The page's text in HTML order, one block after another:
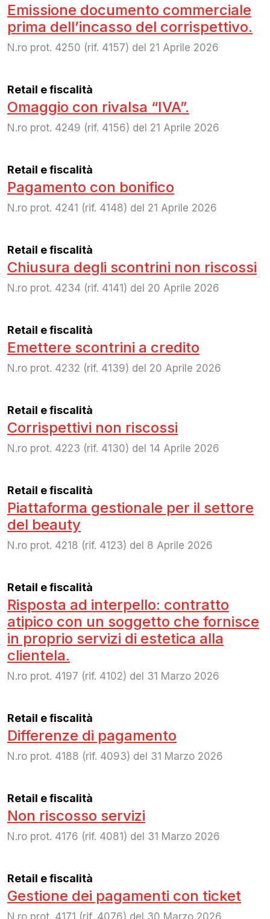
Emissione documento commerciale
prima dell’incasso del corrispettivo.
N.ro prot. 4250 (rif. 4157) del 21 Aprile 2026
Retail e fiscalità
Omaggio con rivalsa “IVA”.
N.ro prot. 4249 (rif. 4156) del 21 Aprile 2026
Retail e fiscalità
Pagamento con bonifico
N.ro prot. 4241 (rif. 4148) del 21 Aprile 2026
Retail e fiscalità
Chiusura degli scontrini non riscossi
N.ro prot. 4234 (rif. 4141) del 20 Aprile 2026
Retail e fiscalità
Emettere scontrini a credito
N.ro prot. 4232 (rif. 4139) del 20 Aprile 2026
Retail e fiscalità
Corrispettivi non riscossi
N.ro prot. 4223 (rif. 4130) del 14 Aprile 2026
Retail e fiscalità
Piattaforma gestionale per il settore
del beauty
N.ro prot. 4218 (rif. 4123) del 8 Aprile 2026
Retail e fiscalità
Risposta ad interpello: contratto
atipico con un soggetto che fornisce
in proprio servizi di estetica alla
clientela.
N.ro prot. 4197 (rif. 4102) del 31 Marzo 2026
Retail e fiscalità
Differenze di pagamento
N.ro prot. 4188 (rif. 4093) del 31 Marzo 2026
Retail e fiscalità
Non riscosso servizi
N.ro prot. 4176 (rif. 4081) del 31 Marzo 2026
Retail e fiscalità
Gestione dei pagamenti con ticket
N.ro prot. 4171 (rif. 4076) del 30 Marzo 2026